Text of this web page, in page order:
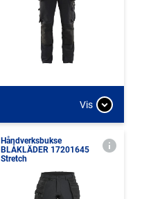
Vis
Håndverksbukse
BLÅKLÄDER 17201645
Stretch